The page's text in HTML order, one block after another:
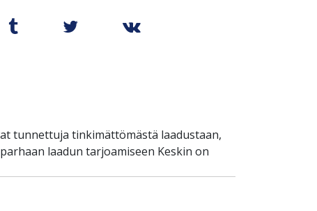
tunnettuja tinkimättömästä laadustaan,
laadun tarjoamiseen Keskin on